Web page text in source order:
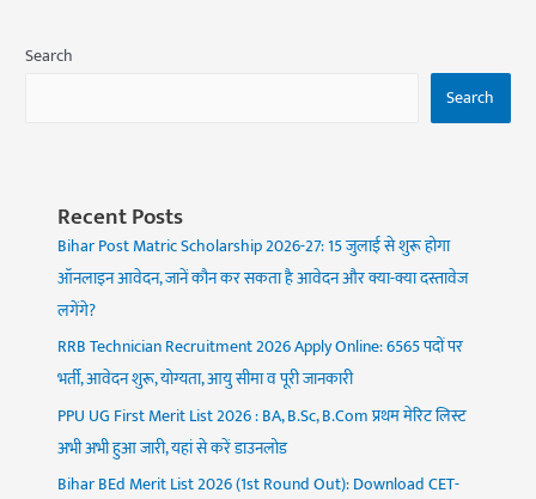
Search
Search
Recent Posts
Bihar Post Matric Scholarship 2026-27: 15 जुलाई से शुरू होगा
ऑनलाइन आवेदन, जानें कौन कर सकता है आवेदन और क्या-क्या दस्तावेज
लगेंगे?
RRB Technician Recruitment 2026 Apply Online: 6565 पदों पर
भर्ती, आवेदन शुरू, योग्यता, आयु सीमा व पूरी जानकारी
PPU UG First Merit List 2026 : BA, B.Sc, B.Com प्रथम मेरिट लिस्ट
अभी अभी हुआ जारी, यहां से करें डाउनलोड
Bihar BEd Merit List 2026 (1st Round Out): Download CET-